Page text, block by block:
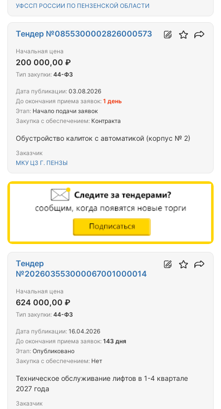
УФССП РОССИИ ПО ПЕНЗЕНСКОЙ ОБЛАСТИ
Обустройство калиток с автоматикой (корпус № 2)
Заказчик
МКУ ЦЗ Г. ПЕНЗЫ
Тендер №0855300002826000573
Начальная цена
200 000,00 ₽
Тип закупки: 44-ФЗ
Дата публикации: 03.08.2026
До окончания приема заявок: 1 день
Этап: Начало подачи заявок
Закупка с обеспечением: Контракта
Техническое обслуживание лифтов в 1-4 квартале
2027 года
Заказчик
Тендер
№202603553000067001000014
Начальная цена
624 000,00 ₽
Тип закупки: 44-ФЗ
Дата публикации: 16.04.2026
До окончания приема заявок: 143 дня
Этап: Опубликовано
Закупка с обеспечением: Нет